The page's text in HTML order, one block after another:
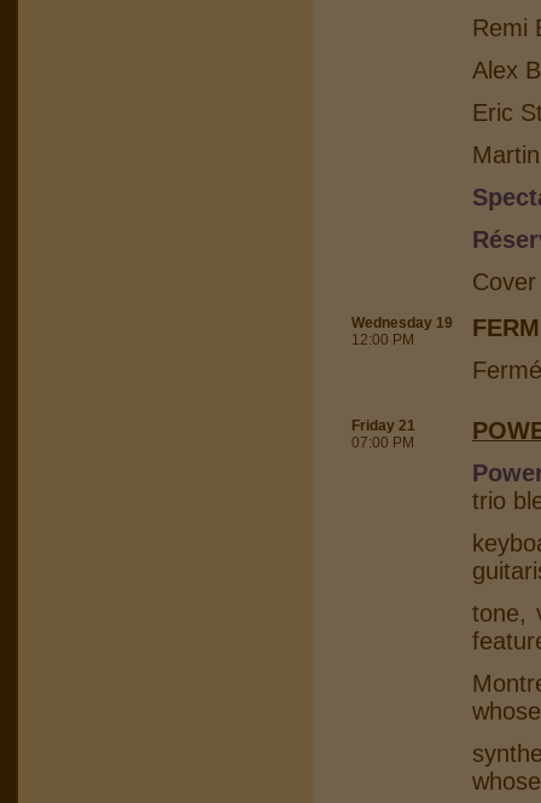
Remi
Alex
Eric
Wednesday 19
12:00 PM
Friday 21
07:00 PM
trio
tone,